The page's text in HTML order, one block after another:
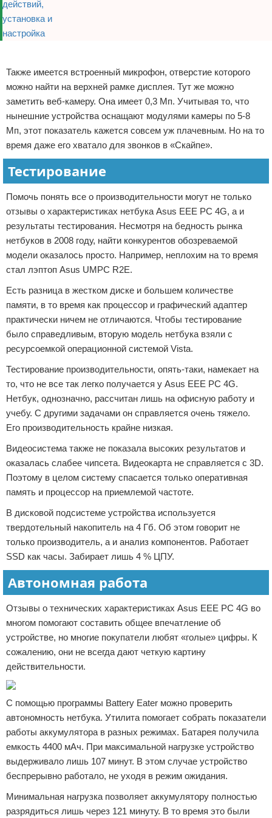
Также имеется встроенный микрофон, отверстие которого
можно найти на верхней рамке дисплея. Тут же можно
заметить веб-камеру. Она имеет 0,3 Мп. Учитывая то, что
нынешние устройства оснащают модулями камеры по 5-8
Мп, этот показатель кажется совсем уж плачевным. Но на то
время даже его хватало для звонков в «Скайпе».
Тестирование
Помочь понять все о производительности могут не только
отзывы о характеристиках нетбука Asus EEE PC 4G, а и
результаты тестирования. Несмотря на бедность рынка
нетбуков в 2008 году, найти конкурентов обозреваемой
модели оказалось просто. Например, неплохим на то время
стал лэптоп Asus UMPC R2E.
Есть разница в жестком диске и большем количестве
памяти, в то время как процессор и графический адаптер
практически ничем не отличаются. Чтобы тестирование
было справедливым, вторую модель нетбука взяли с
ресурсоемкой операционной системой Vista.
Тестирование производительности, опять-таки, намекает на
то, что не все так легко получается у Asus EEE PC 4G.
Нетбук, однозначно, рассчитан лишь на офисную работу и
учебу. С другими задачами он справляется очень тяжело.
Его производительность крайне низкая.
Видеосистема также не показала высоких результатов и
оказалась слабее чипсета. Видеокарта не справляется с 3D.
Поэтому в целом систему спасается только оперативная
память и процессор на приемлемой частоте.
В дисковой подсистеме устройства используется
твердотельный накопитель на 4 Гб. Об этом говорит не
только производитель, а и анализ компонентов. Работает
SSD как часы. Забирает лишь 4 % ЦПУ.
Автономная работа
Отзывы о технических характеристиках Asus EEE PC 4G во
многом помогают составить общее впечатление об
устройстве, но многие покупатели любят «голые» цифры. К
сожалению, они не всегда дают четкую картину
действительности.
С помощью программы Battery Eater можно проверить
автономность нетбука. Утилита помогает собрать показатели
работы аккумулятора в разных режимах. Батарея получила
емкость 4400 мАч. При максимальной нагрузке устройство
выдерживало лишь 107 минут. В этом случае устройство
беспрерывно работало, не уходя в режим ожидания.
Минимальная нагрузка позволяет аккумулятору полностью
разрядиться лишь через 121 минуту. В то время это были